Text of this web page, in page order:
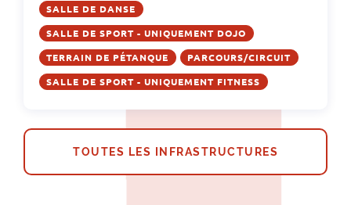
SALLE DE DANSE
SALLE DE SPORT - UNIQUEMENT DOJO
TERRAIN DE PÉTANQUE PARCOURS/CIRCUIT
SALLE DE SPORT - UNIQUEMENT FITNESS
TOUTES LES INFRASTRUCTURES